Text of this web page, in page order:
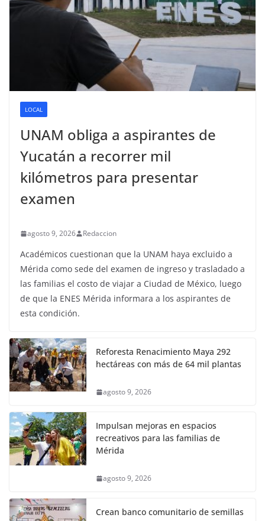
LOCAL
UNAM obliga a aspirantes de
Yucatán a recorrer mil
kilómetros para presentar
examen
agosto 9, 2026 Redaccion
Académicos cuestionan que la UNAM haya excluido a
Mérida como sede del examen de ingreso y trasladado a
las familias el costo de viajar a Ciudad de México, luego
de que la ENES Mérida informara a los aspirantes de
esta condición.
Reforesta Renacimiento Maya 292
hectáreas con más de 64 mil plantas
agosto 9, 2026
Impulsan mejoras en espacios
recreativos para las familias de
Mérida
agosto 9, 2026
Crean banco comunitario de semillas